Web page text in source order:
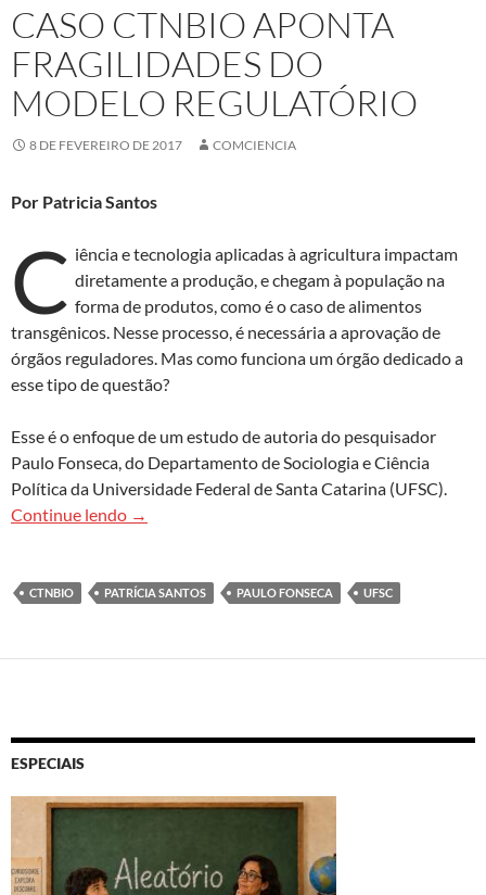
CASO CTNBIO APONTA
FRAGILIDADES DO
MODELO REGULATÓRIO
8 DE FEVEREIRO DE 2017 COMCIENCIA
Por Patricia Santos
C iência e tecnologia aplicadas à agricultura impactam
diretamente a produção, e chegam à população na
forma de produtos, como é o caso de alimentos
transgênicos. Nesse processo, é necessária a aprovação de
órgãos reguladores. Mas como funciona um órgão dedicado a
esse tipo de questão?
Esse é o enfoque de um estudo de autoria do pesquisador
Paulo Fonseca, do Departamento de Sociologia e Ciência
Política da Universidade Federal de Santa Catarina (UFSC).
Continue lendo Caso CTNBio aponta fragilidades do modelo
→
CTNBIO PATRÍCIA SANTOS PAULO FONSECA UFSC
ESPECIAIS